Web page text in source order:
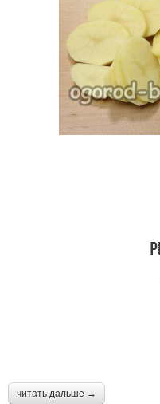
читать дальше →